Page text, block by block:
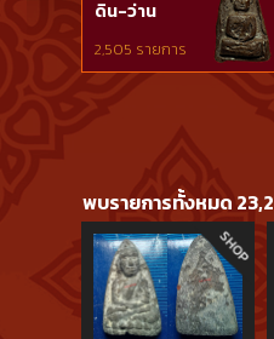
ดิน-ว่าน
2,505 รายการ
พบรายการทั้งหมด